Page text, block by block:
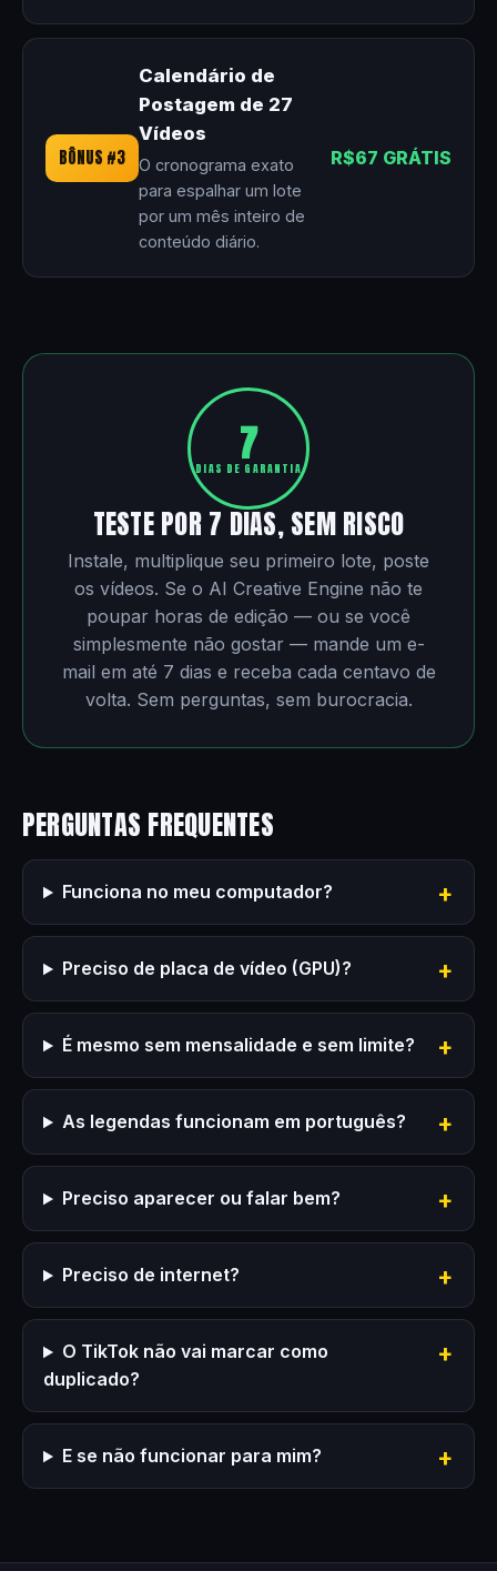
BÔNUS #3
Calendário de
Postagem de 27
Vídeos
O cronograma exato
para espalhar um lote
por um mês inteiro de
conteúdo diário.
R$67 GRÁTIS
7
DIAS DE GARANTIA
TESTE POR 7 DIAS, SEM RISCO
Instale, multiplique seu primeiro lote, poste
os vídeos. Se o AI Creative Engine não te
poupar horas de edição — ou se você
simplesmente não gostar — mande um e-
mail em até 7 dias e receba cada centavo de
volta. Sem perguntas, sem burocracia.
PERGUNTAS FREQUENTES
Funciona no meu computador?
Preciso de placa de vídeo (GPU)?
É mesmo sem mensalidade e sem limite?
As legendas funcionam em português?
Preciso aparecer ou falar bem?
Preciso de internet?
O TikTok não vai marcar como
duplicado?
E se não funcionar para mim?